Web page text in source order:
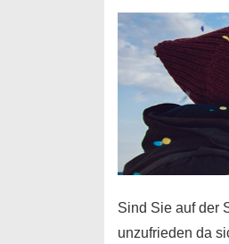
Kredit
ohne
Sind Sie auf der
unzufrieden da